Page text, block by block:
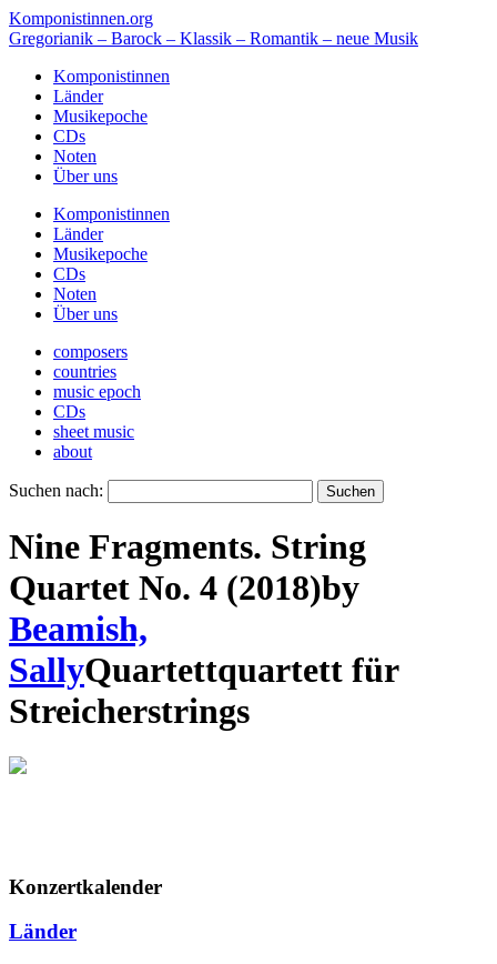
Komponistinnen.org
Gregorianik – Barock – Klassik – Romantik – neue Musik
Komponistinnen
Länder
Musikepoche
CDs
Noten
Über uns
Komponistinnen
Länder
Musikepoche
CDs
Noten
Über uns
composers
countries
music epoch
CDs
sheet music
about
Suchen nach:
Nine Fragments. String
Quartet No. 4 (2018)by
Beamish,
SallyQuartettquartett für
Streicherstrings
Konzertkalender
Länder